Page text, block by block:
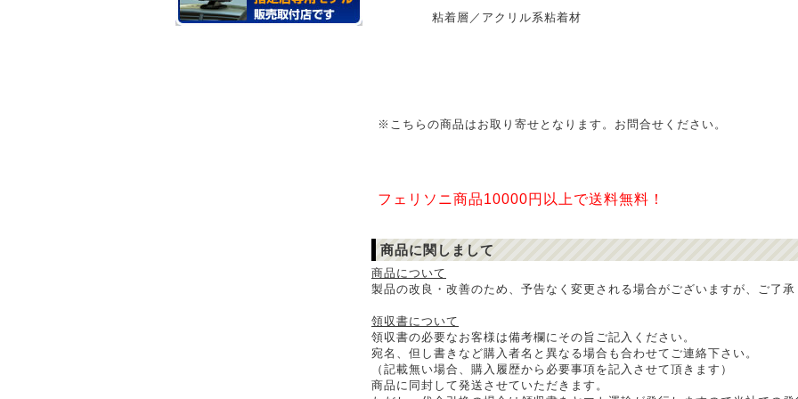
粘着層／アクリル系粘着材
※こちらの商品はお取り寄せとなります。お問合せください。
フェリソニ商品10000円以上で送料無料！
商品に関しまして
商品について
製品の改良・改善のため、予告なく変更される場合がございますが、ご了
領収書について
領収書の必要なお客様は備考欄にその旨ご記入ください。
宛名、但し書きなど購入者名と異なる場合も合わせてご連絡下さい。
（記載無い場合、購入履歴から必要事項を記入させて頂きます）
商品に同封して発送させていただきます。